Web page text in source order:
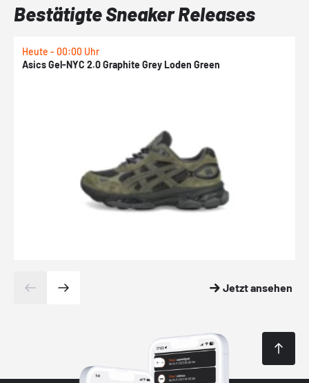
Bestätigte Sneaker Releases
Heute - 00:00 Uhr
Asics Gel-NYC 2.0 Graphite Grey Loden Green
Jetzt ansehen